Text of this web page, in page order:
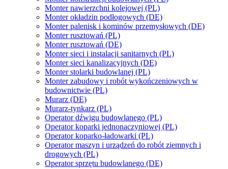
Monter nawierzchni kolejowej (PL)
Monter okładzin podłogowych (DE)
Monter palenisk i kominów przemysłowych (DE)
Monter rusztowań (PL)
Monter rusztowań (DE)
Monter sieci i instalacji sanitarnych (PL)
Monter sieci kanalizacyjnych (DE)
Monter stolarki budowlanej (PL)
Monter zabudowy i robót wykończeniowych w
budownictwie (PL)
Murarz (DE)
Murarz-tynkarz (PL)
Operator dźwigu budowlanego (PL)
Operator koparki jednonaczyniowej (PL)
Operator koparko-ładowarki (PL)
Operator maszyn i urządzeń do robót ziemnych i
drogowych (PL)
Operator sprzętu budowlanego (DE)